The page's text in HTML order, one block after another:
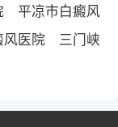
平凉市白癜风
医院
三门峡